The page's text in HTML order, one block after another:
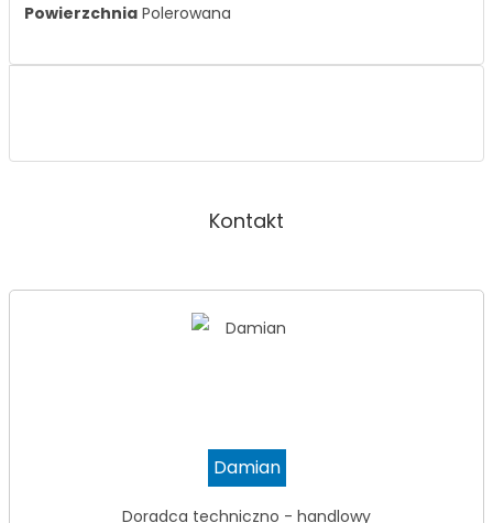
Powierzchnia Polerowana
Kontakt
Damian
Doradca techniczno - handlowy